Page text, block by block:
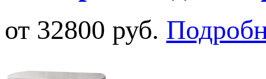
от 32800 руб.